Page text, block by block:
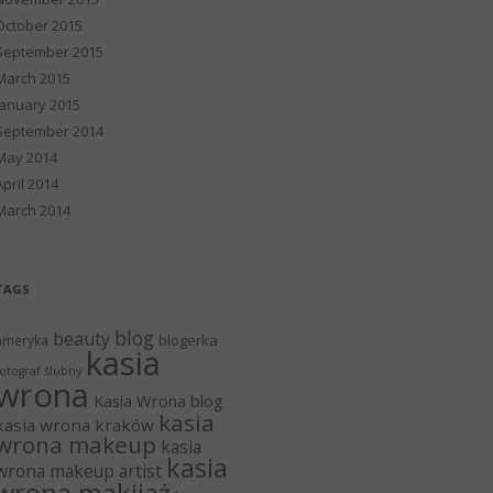
2015
2015
2015
2015
2014
2014
2014
2014
beauty blog blogerka
ślubny kasia
Kasia Wrona blog
wrona kraków kasia
makeup kasia
makeup artist kasia